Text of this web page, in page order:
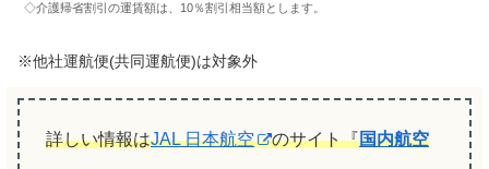
◇介護帰省割引の運賃額は、10％割引相当額とします。
※他社運航便(共同運航便)は対象外
詳しい情報はJAL 日本航空 のサイト『国内航空